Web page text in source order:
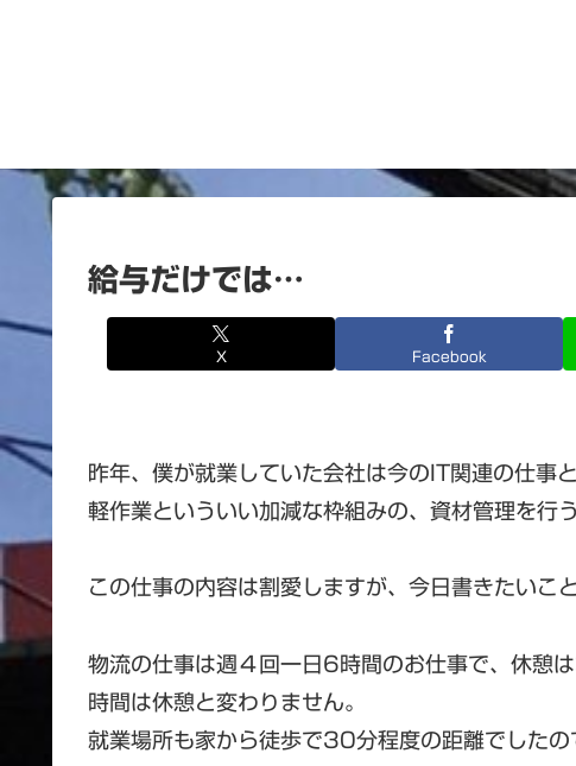
給与だけでは…
X Facebook
昨年、僕が就業していた会社は今のIT関連の仕事
軽作業といういい加減な枠組みの、資材管理を行
この仕事の内容は割愛しますが、今日書きたいこ
物流の仕事は週４回一日6時間のお仕事で、休憩
時間は休憩と変わりません。
就業場所も家から徒歩で30分程度の距離でしたの